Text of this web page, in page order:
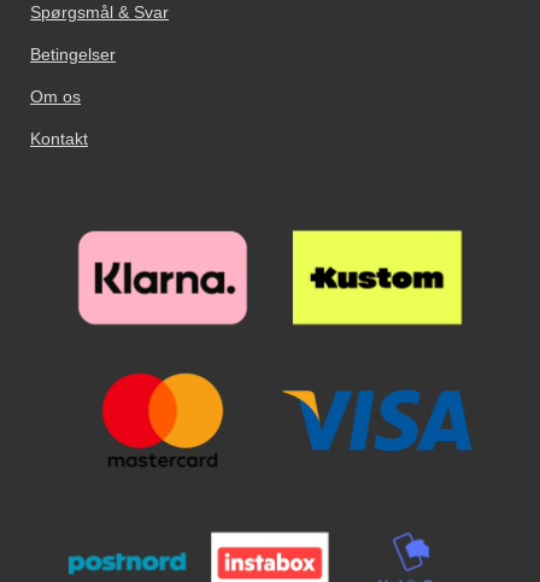
Spørgsmål & Svar
Betingelser
Om os
Kontakt